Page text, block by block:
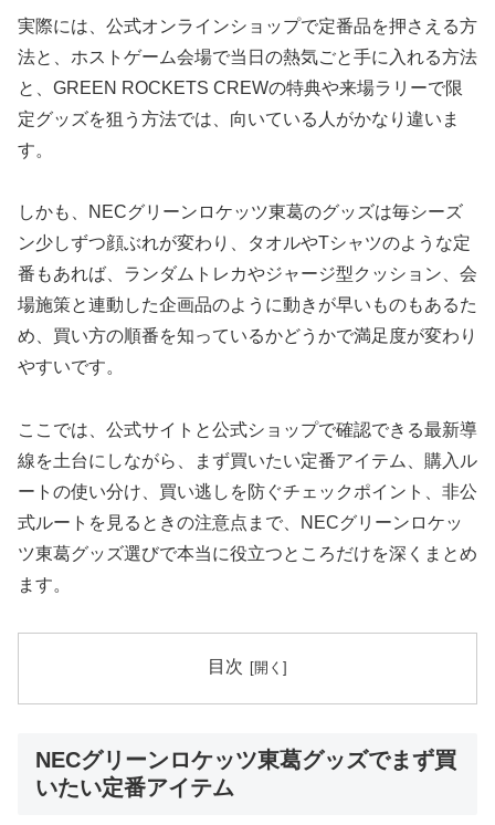
実際には、公式オンラインショップで定番品を押さえる方
法と、ホストゲーム会場で当日の熱気ごと手に入れる方法
と、GREEN ROCKETS CREWの特典や来場ラリーで限
定グッズを狙う方法では、向いている人がかなり違いま
す。
しかも、NECグリーンロケッツ東葛のグッズは毎シーズ
ン少しずつ顔ぶれが変わり、タオルやTシャツのような定
番もあれば、ランダムトレカやジャージ型クッション、会
場施策と連動した企画品のように動きが早いものもあるた
め、買い方の順番を知っているかどうかで満足度が変わり
やすいです。
ここでは、公式サイトと公式ショップで確認できる最新導
線を土台にしながら、まず買いたい定番アイテム、購入ル
ートの使い分け、買い逃しを防ぐチェックポイント、非公
式ルートを見るときの注意点まで、NECグリーンロケッ
ツ東葛グッズ選びで本当に役立つところだけを深くまとめ
ます。
目次
NECグリーンロケッツ東葛グッズでまず買
いたい定番アイテム